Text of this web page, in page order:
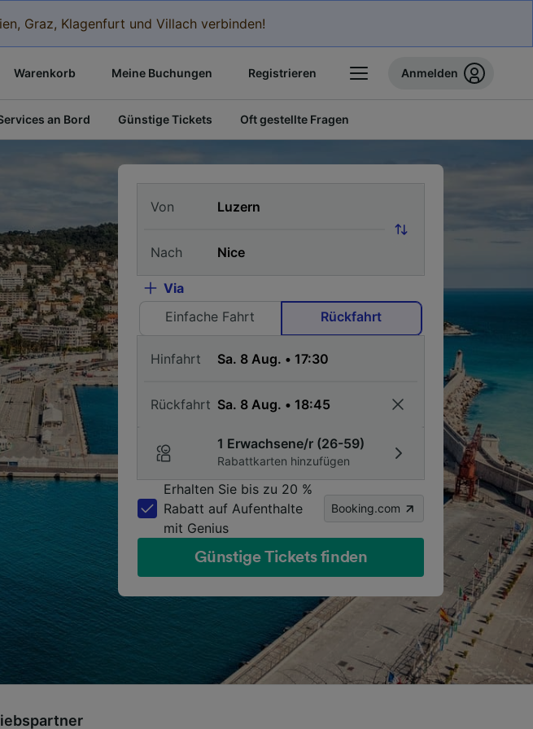
Graz, Klagenfurt und Villach verbinden!
Warenkorb Meine Buchungen Registrieren Anmelden
an Bord Günstige Tickets Oft gestellte Fragen
Von
Nach
Via
Einfache Fahrt
Rückfahrt
Hinfahrt
Rückfahrt
1 Erwachsene/r (26-59)
Rabattkarten hinzufügen
Erhalten Sie bis zu 20 %
Rabatt auf Aufenthalte
mit Genius
Booking.com
Günstige Tickets finden